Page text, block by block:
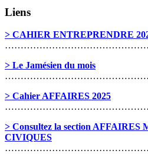
Liens
> CAHIER ENTREPRENDRE
> Le Jamésien du mois
> Cahier AFFAIRES 2025
> Consultez la section
CIVIQUES